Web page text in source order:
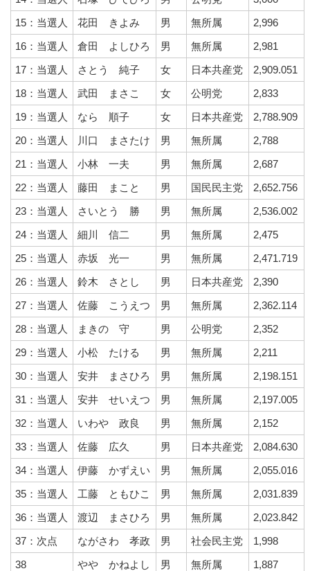
15：当選人
花田 きよみ 男 無所属
2,996
16：当選人
倉田 よしひろ 男 無所属
2,981
17：当選人
さとう 純子 女 日本共産党
2,909.051
18：当選人
武田 まさこ 女 公明党
2,833
19：当選人
なら 順子 女 日本共産党
2,788.909
20：当選人
川口 まさたけ 男 無所属
2,788
21：当選人
小林 一夫 男 無所属
2,687
22：当選人
藤田 まこと 男 国民民主党
2,652.756
23：当選人
さいとう 勝 男 無所属
2,536.002
24：当選人
細川 信二 男 無所属
2,475
25：当選人
赤坂 光一 男 無所属
2,471.719
26：当選人
鈴木 さとし 男 日本共産党
2,390
27：当選人
佐藤 こうえつ 男 無所属
2,362.114
28：当選人
まきの 守 男 公明党
2,352
29：当選人
小松 たける 男 無所属
2,211
30：当選人
安井 まさひろ 男 無所属
2,198.151
31：当選人
安井 せいえつ 男 無所属
2,197.005
32：当選人
いわや 政良 男 無所属
2,152
33：当選人
佐藤 広久 男 日本共産党
2,084.630
34：当選人
伊藤 かずえい 男 無所属
2,055.016
35：当選人
工藤 ともひこ 男 無所属
2,031.839
36：当選人
渡辺 まさひろ 男 無所属
2,023.842
37：次点
ながさわ 孝政 男 社会民主党
1,998
38
やや かねよし 男 無所属
1,887